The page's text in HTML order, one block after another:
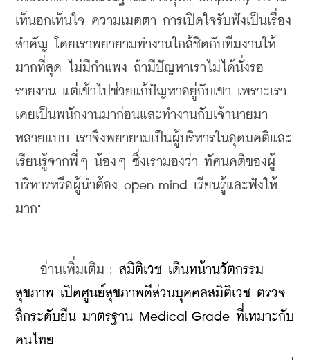
เห็นอกเห็นใจ ความเมตตา การเปิดใจรับฟังเป็นเรื่อง
สำคัญ โดยเราพยายามทำงานใกล้ชิดกับทีมงานให้
มากที่สุด ไม่มีกำแพง ถ้ามีปัญหาเราไม่ได้นั่งรอ
รายงาน แต่เข้าไปช่วยแก้ปัญหาอยู่กับเขา เพราะเรา
เคยเป็นพนักงานมาก่อนและทำงานกับเจ้านายมา
หลายแบบ เราจึงพยายามเป็นผู้บริหารในอุดมคติและ
เรียนรู้จากพี่ๆ น้องๆ ซึ่งเรามองว่า ทัศนคติของผู้
บริหารหรือผู้นำต้อง open mind เรียนรู้และฟังให้
มาก"
อ่านเพิ่มเติม : สมิติเวช เดินหน้านวัตกรรม
สุขภาพ เปิดศูนย์สุขภาพดีส่วนบุคคลสมิติเวช ตรวจ
ลึกระดับยีน มาตรฐาน Medical Grade ที่เหมาะกับ
คนไทย